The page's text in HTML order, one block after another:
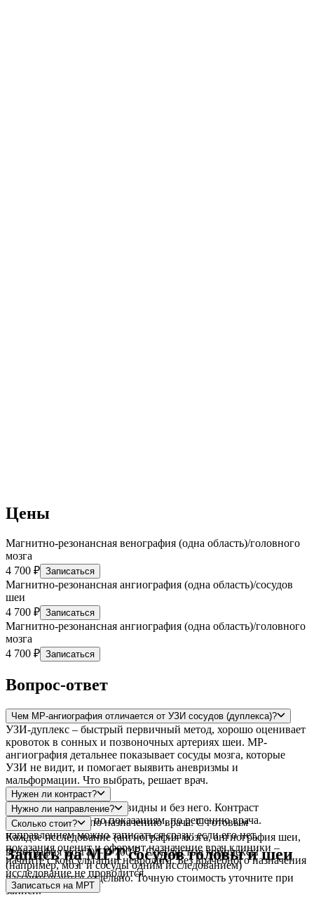
Цены
Магнитно-резонансная венография (одна область)/головного
мозга
4 700 ₽ Записаться
Магнитно-резонансная ангиография (одна область)/сосудов
шеи
4 700 ₽ Записаться
Магнитно-резонансная ангиография (одна область)/головного
мозга
4 700 ₽ Записаться
Вопрос-ответ
Чем МР-ангиография отличается от УЗИ сосудов (дуплекса)?
УЗИ-дуплекс – быстрый первичный метод, хорошо оценивает
кровоток в сонных и позвоночных артериях шеи. МР-
ангиография детальнее показывает сосуды мозга, которые
УЗИ не видит, и помогает выявить аневризмы и
мальформации. Что выбрать, решает врач.
Нужен ли контраст?
Чаще всего нет – сосуды видны и без него. Контраст
добавляют только по показаниям, по решению врача.
Нужно ли направление?
МРТ проводится по назначению врача. С готовым
направлением можно записаться сразу; если его нет,
показания оценит и оформит назначение врач клиники –
начните с консультации невролога. Без врачебного назначения
исследование не проводится.
Сколько стоит?
Каждое исследование (ангиография мозга, ангиография шеи,
венография мозга) – 4 700 ₽. Сосудистые комплексы
(например, мозг и сосуды одним исследованием)
рассчитываются отдельно. Точную стоимость уточните при
записи.
Запись на МРТ сосудов головы и шеи
Записаться на МРТ